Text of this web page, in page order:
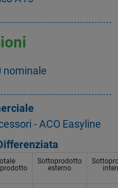
nominale
- ACO Easyline
Sottoprodotto
esterno